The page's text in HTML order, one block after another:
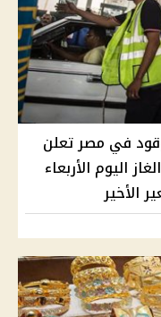
الوقود في مصر تعلن
اليوم الأربعاء